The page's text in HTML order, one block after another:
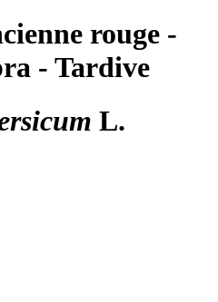
rouge -
- Tardive
L.